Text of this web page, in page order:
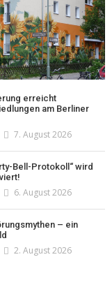
erreicht
am Berliner
7. August 2026
Bell-Protokoll“ wird
6. August 2026
– ein
2. August 2026